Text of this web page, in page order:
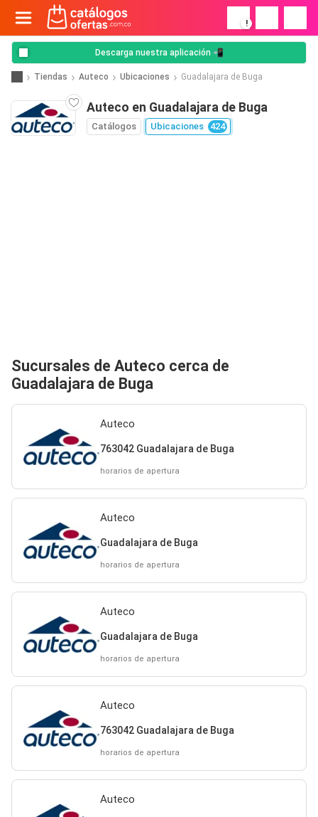
!
Descarga nuestra aplicación 📲
Tiendas Auteco Ubicaciones Guadalajara de Buga
Auteco en Guadalajara de Buga
Catálogos Ubicaciones 424
Sucursales de Auteco cerca de
Guadalajara de Buga
Auteco
763042 Guadalajara de Buga
horarios de apertura
Auteco
Guadalajara de Buga
horarios de apertura
Auteco
Guadalajara de Buga
horarios de apertura
Auteco
763042 Guadalajara de Buga
horarios de apertura
Auteco